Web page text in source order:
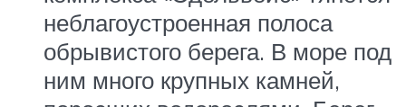
неблагоустроенная полоса
обрывистого берега. В море под
ним много крупных камней,